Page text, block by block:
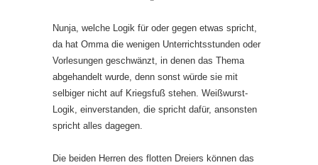
Nunja, welche Logik für oder gegen etwas spricht,
da hat Omma die wenigen Unterrichtsstunden oder
Vorlesungen geschwänzt, in denen das Thema
abgehandelt wurde, denn sonst würde sie mit
selbiger nicht auf Kriegsfuß stehen. Weißwurst-
Logik, einverstanden, die spricht dafür, ansonsten
spricht alles dagegen.
Die beiden Herren des flotten Dreiers können das